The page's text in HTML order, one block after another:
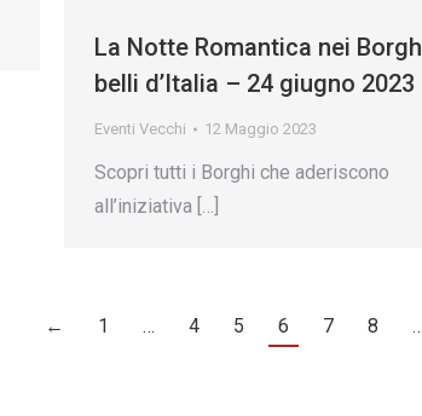
La Notte Romantica nei
belli d’Italia – 24 giugno 2023
Eventi Vecchi 12 Maggio 2023
Scopri tutti i Borghi che aderiscono
all’iniziativa […]
← 1 … 4 5 6 7 8 …